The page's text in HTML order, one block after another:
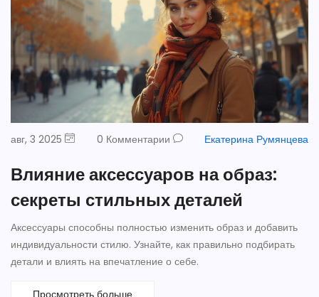
авг, 3 2025 0 Комментарии Екатерина Румянцева
Влияние аксессуаров на образ:
секреты стильных деталей
Аксессуары способны полностью изменить образ и добавить
индивидуальности стилю. Узнайте, как правильно подбирать
детали и влиять на впечатление о себе.